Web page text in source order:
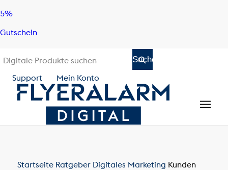
Skip
content
Skip
navigation
5%
Gutschein
Support Mein Konto
Startseite Ratgeber Digitales Marketing Kunden